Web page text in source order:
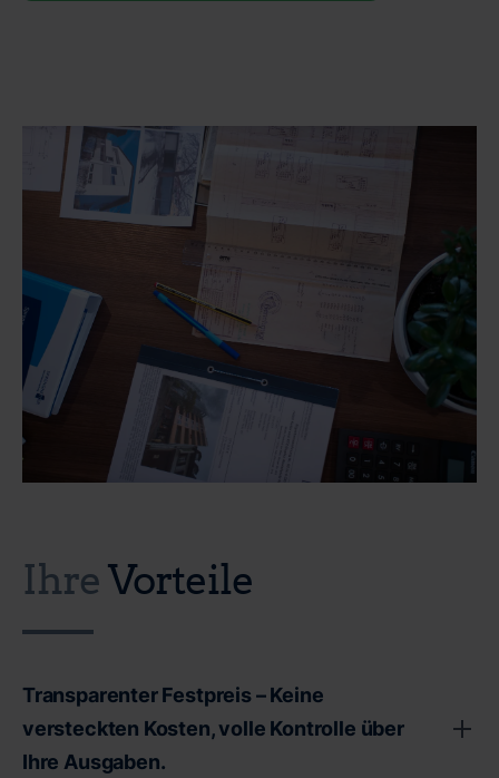
IhreVorteile
Transparenter Festpreis – Keine
versteckten Kosten, volle Kontrolle über
Ihre Ausgaben.